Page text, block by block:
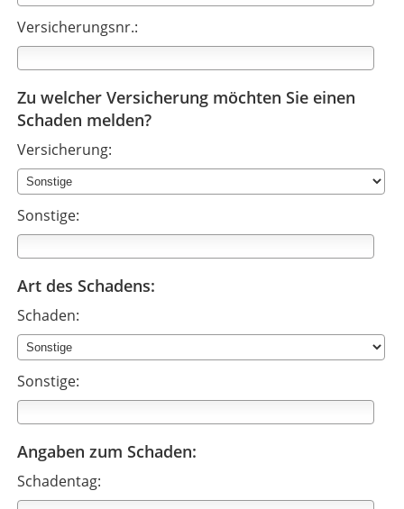
Versicherungsnr.:
Zu welcher Versicherung möchten Sie einen
Schaden melden?
Versicherung:
Sonstige:
Art des Schadens:
Schaden:
Sonstige:
Angaben zum Schaden:
Schadentag: